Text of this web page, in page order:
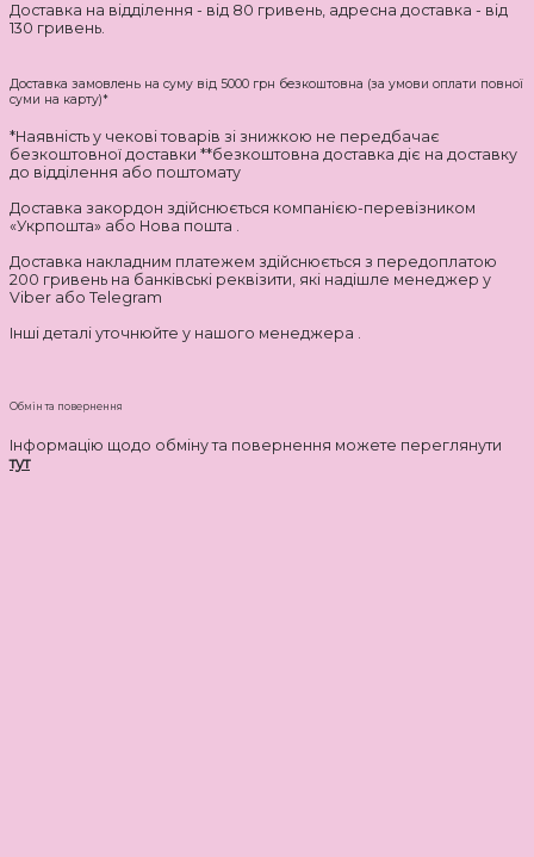
Доставка на відділення - від 80 гривень, адресна доставка - від
130 гривень.
Доставка замовлень на суму від 5000 грн безкоштовна (за умови оплати повної
суми на карту)*
*Наявність у чекові товарів зі знижкою не передбачає
безкоштовної доставки **безкоштовна доставка діє на доставку
до відділення або поштомату
Доставка закордон здійснюється компанією-перевізником
«Укрпошта» або Нова пошта .
Доставка накладним платежем здійснюється з передоплатою
200 гривень на банківські реквізити, які надішле менеджер у
Viber або Telegram
Інші деталі уточнюйте у нашого менеджера .
Обмін та повернення
Інформацію щодо обміну та повернення можете переглянути
тут